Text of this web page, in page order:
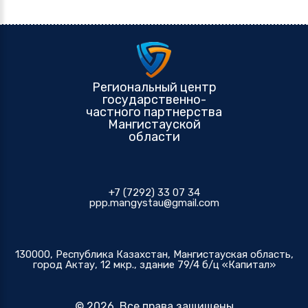
Региональный центр
государственно-
частного партнерства
Мангистауской
области
+7 (7292) 33 07 34
ppp.mangystau@gmail.com
130000, Республика Казахстан, Мангистауская область,
город Актау, 12 мкр., здание 79/4 б/ц «Капитал»